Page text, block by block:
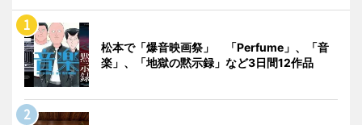
松本で「爆音映画祭」 「Perfume」、「音
楽」、「地獄の黙示録」など3日間12作品